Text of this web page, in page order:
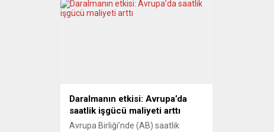
Daralmanın etkisi: Avrupa’da
saatlik işgücü maliyeti arttı
Avrupa Birliği’nde (AB) saatlik